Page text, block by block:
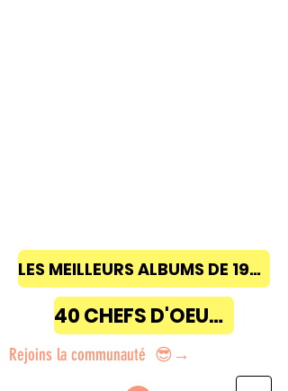
LES MEILLEURS ALBUMS DE 1968 à 2018
40 CHEFS D'OEUVRE
Rejoins la communauté 😎→